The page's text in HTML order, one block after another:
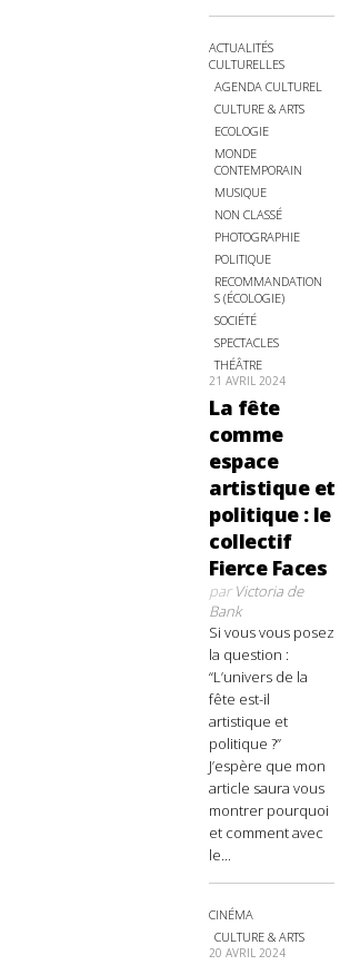
ACTUALITÉS
CULTURELLES
AGENDA CULTUREL
CULTURE & ARTS
ECOLOGIE
MONDE
CONTEMPORAIN
MUSIQUE
NON CLASSÉ
PHOTOGRAPHIE
POLITIQUE
RECOMMANDATION
S (ÉCOLOGIE)
SOCIÉTÉ
SPECTACLES
THÉÂTRE
21 AVRIL 2024
La fête
comme
espace
artistique et
politique : le
collectif
Fierce Faces
parVictoria de
Bank
Si vous vous posez
la question :
“L’univers de la
fête est-il
artistique et
politique ?”
J’espère que mon
article saura vous
montrer pourquoi
et comment avec
le...
CINÉMA
CULTURE & ARTS
20 AVRIL 2024